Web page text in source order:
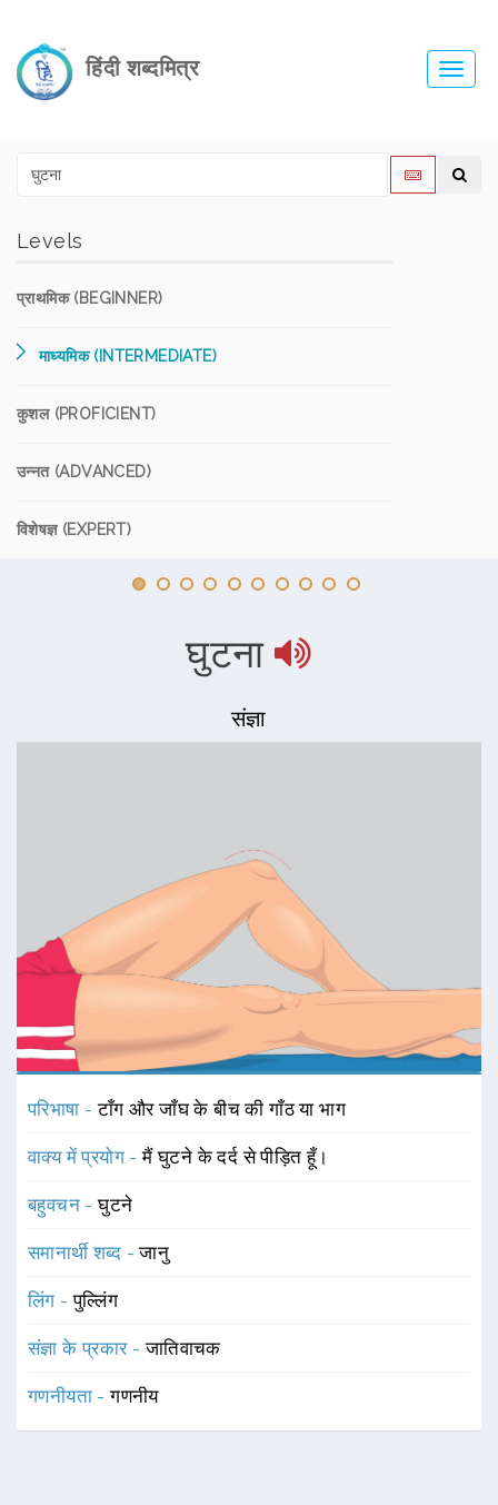
हिंदी शब्दमित्र
Levels
प्राथमिक (BEGINNER)
माध्यमिक (INTERMEDIATE)
कुशल (PROFICIENT)
उन्नत (ADVANCED)
विशेषज्ञ (EXPERT)
घुटना
संज्ञा
परिभाषा -टाँग और जाँघ के बीच की गाँठ या भाग
वाक्य में प्रयोग -मैं घुटने के दर्द से पीड़ित हूँ।
बहुवचन -घुटने
समानार्थी शब्द -जानु
लिंग -पुल्लिंग
संज्ञा के प्रकार -जातिवाचक
गणनीयता -गणनीय